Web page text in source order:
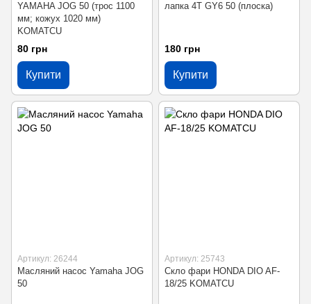
YAMAHA JOG 50 (трос 1100
мм; кожух 1020 мм)
KOMATCU
80 грн
Купити
лапка 4T GY6 50 (плоска)
180 грн
Купити
Артикул: 26244
Масляний насос Yamaha JOG
50
Артикул: 25743
Скло фари HONDA DIO AF-
18/25 KOMATCU